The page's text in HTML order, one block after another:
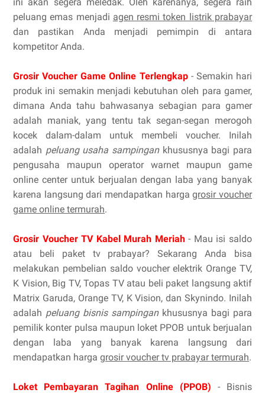
peluang emas menjadi agen resmi token listrik prabayar
dan pastikan Anda menjadi pemimpin di antara
kompetitor Anda.
Grosir Voucher Game Online Terlengkap- Semakin hari
produk ini semakin menjadi kebutuhan oleh para gamer,
dimana Anda tahu bahwasanya sebagian para gamer
adalah maniak, yang tentu tak segan-segan merogoh
kocek dalam-dalam untuk membeli voucher. Inilah
adalah peluang usaha sampingankhususnya bagi para
pengusaha maupun operator warnet maupun game
online center untuk berjualan dengan laba yang banyak
karena langsung dari mendapatkan hargagrosir voucher
game online termurah.
Grosir Voucher TV Kabel Murah Meriah- Mau isi saldo
atau beli paket tv prabayar? Sekarang Anda bisa
melakukan pembelian saldo voucher elektrik Orange TV,
K Vision, Big TV, Topas TV atau beli paket langsung aktif
Matrix Garuda, Orange TV, K Vision, dan Skynindo. Inilah
adalah peluang bisnis sampingankhususnya bagi para
pemilik konter pulsa maupun loket PPOB untuk berjualan
dengan laba yang banyak karena langsung dari
mendapatkan harga grosir voucher tv prabayar termurah.
Loket Pembayaran Tagihan Online (PPOB) - Bisnis